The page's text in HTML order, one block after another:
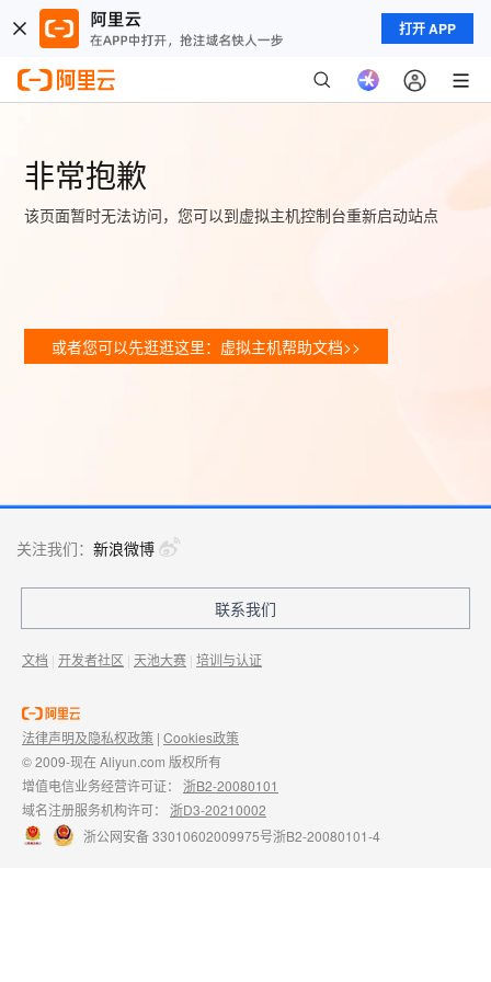
打开 APP
非常抱歉
该页面暂时无法访问，您可以到虚拟主机控制台重新启动站点
或者您可以先逛逛这里：虚拟主机帮助文档>>